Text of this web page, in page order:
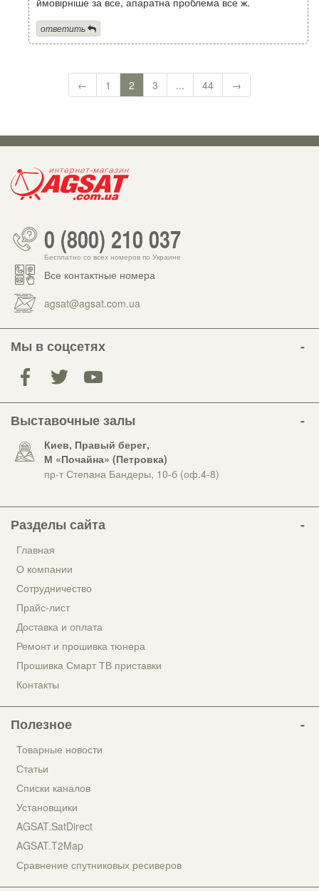
ответить
← 1 2 3 ... 44 →
0 (800) 210 037
Бесплатно со всех номеров по Украине
Все контактные номера
agsat@agsat.com.ua
Мы в соцсетях
Выставочные залы
Киев, Правый берег,
М «Почайна» (Петровка)
пр-т Степана Бандеры, 10-б (оф.4-8)
Разделы сайта
Главная
О компании
Сотрудничество
Прайс-лист
Доставка и оплата
Ремонт и прошивка тюнера
Прошивка Смарт ТВ приставки
Контакты
Полезное
Товарные новости
Статьи
Списки каналов
Установщики
AGSAT.SatDirect
AGSAT.T2Map
Сравнение спутниковых ресиверов